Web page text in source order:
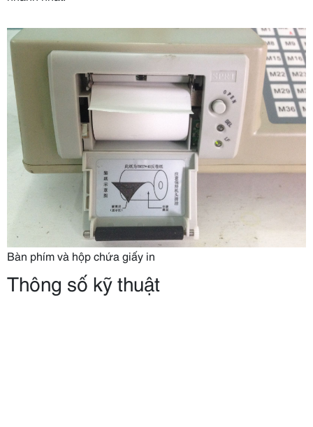
Bàn phím và hộp chứa giấy in
Thông số kỹ thuật